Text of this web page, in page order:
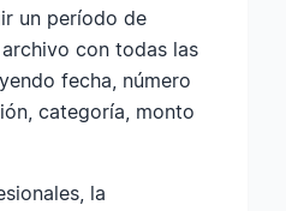
un período de
con todas las
fecha, número
categoría, monto
la